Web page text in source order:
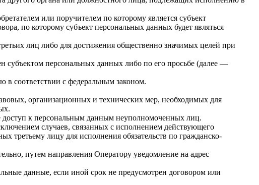
или поручителем по которому является субъект
по которому субъект персональных данных будет являться
лиц либо для достижения общественно значимых целей при
субъектом персональных данных либо по его просьбе (далее —
соответствии с федеральным законом.
организационных и технических мер, необходимых для
к персональным данным неуполномоченных лиц.
случаев, связанных с исполнением действующего
третьему лицу для исполнения обязательств по гражданско-
путем направления Оператору уведомление на адрес
данные, если иной срок не предусмотрен договором или